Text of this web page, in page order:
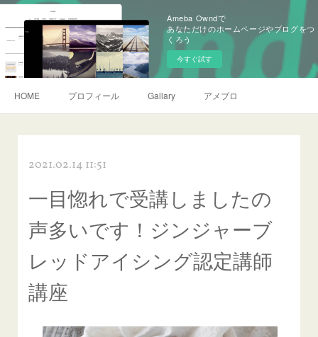
Ameba Owndで
あなただけのホームページやブログをつ
くろう
今すぐ試す
HOME プロフィール Gallary アメブロ
2021.02.14 11:51
一目惚れで受講しましたの
声多いです！ジンジャーブ
レッドアイシング認定講師
講座